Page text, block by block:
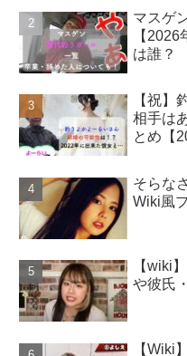
マスゲ
【
は誰？
【祝】
相手は
とめ【
そらな
Wiki風
【wiki
や彼氏
【Wiki